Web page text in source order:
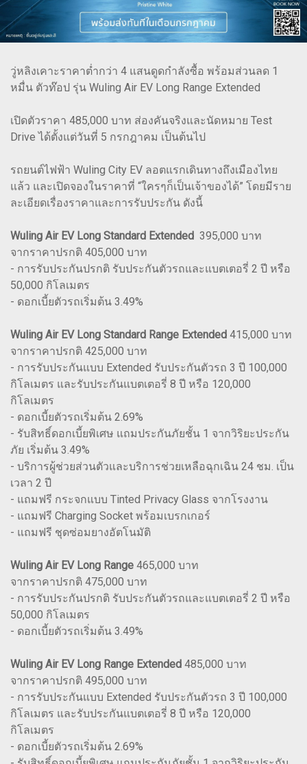
วู่หลิงเคาะราคาต่ำกว่า 4 แสนดูดกำลังซื้อ พร้อมส่วนลด 1
หมื่น ตัวท๊อป รุ่น Wuling Air EV Long Range Extended
เปิดตัวราคา 485,000 บาท ส่องคันจริงและนัดหมาย Test
Drive ได้ตั้งแต่วันที่ 5 กรกฎาคม เป็นต้นไป
รถยนต์ไฟฟ้า Wuling City EV ลอตแรกเดินทางถึงเมืองไทย
แล้ว และเปิดจองในราคาที่ “ใครๆก็เป็นเจ้าของได้” โดยมีราย
ละเอียดเรื่องราคาและการรับประกัน ดังนี้
Wuling Air EV Long Standard Extended 395,000 บาท
จากราคาปรกติ 405,000 บาท
- การรับประกันปรกติ รับประกันตัวรถและแบตเตอรี่ 2 ปี หรือ
50,000 กิโลเมตร
- ดอกเบี้ยตัวรถเริ่มต้น 3.49%
Wuling Air EV Long Standard Range Extended 415,000 บาท
จากราคาปรกติ 425,000 บาท
- การรับประกันแบบ Extended รับประกันตัวรถ 3 ปี 100,000
กิโลเมตร และรับประกันแบตเตอรี่ 8 ปี หรือ 120,000
กิโลเมตร
- ดอกเบี้ยตัวรถเริ่มต้น 2.69%
- รับสิทธิ์ดอกเบี้ยพิเศษ แถมประกันภัยชั้น 1 จากวิริยะประกัน
ภัย เริ่มต้น 3.49%
- บริการผู้ช่วยส่วนตัวและบริการช่วยเหลือฉุกเฉิน 24 ชม. เป็น
เวลา 2 ปี
- แถมฟรี กระจกแบบ Tinted Privacy Glass จากโรงงาน
- แถมฟรี Charging Socket พร้อมเบรกเกอร์
- แถมฟรี ชุดซ่อมยางอัตโนมัติ
Wuling Air EV Long Range 465,000 บาท
จากราคาปรกติ 475,000 บาท
- การรับประกันปรกติ รับประกันตัวรถและแบตเตอรี่ 2 ปี หรือ
50,000 กิโลเมตร
- ดอกเบี้ยตัวรถเริ่มต้น 3.49%
Wuling Air EV Long Range Extended 485,000 บาท
จากราคาปรกติ 495,000 บาท
- การรับประกันแบบ Extended รับประกันตัวรถ 3 ปี 100,000
กิโลเมตร และรับประกันแบตเตอรี่ 8 ปี หรือ 120,000
กิโลเมตร
- ดอกเบี้ยตัวรถเริ่มต้น 2.69%